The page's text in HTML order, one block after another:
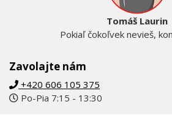
Zavolajte nám
+420 606 105 375
Po-Pia 7:15 - 13:30
Tomáš Laurin
Pokiaľ čokoľvek nevieš,